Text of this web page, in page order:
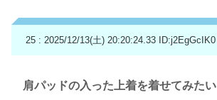
25 : 2025/12/13(土) 20:20:24.33 ID:j2EgGcIK0
肩パッドの入った上着を着せてみたい